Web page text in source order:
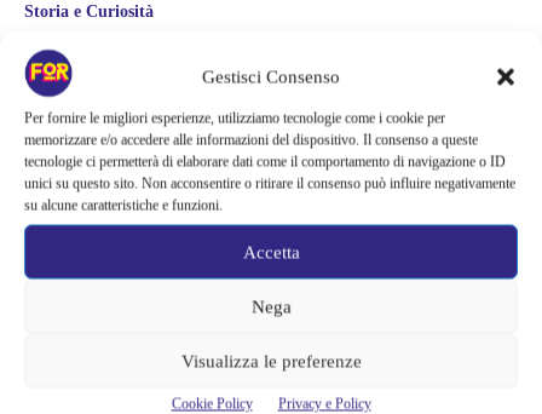
Gestisci Consenso
Per fornire le migliori esperienze, utilizziamo tecnologie come i cookie per
memorizzare e/o accedere alle informazioni del dispositivo. Il consenso a queste
tecnologie ci permetterà di elaborare dati come il comportamento di navigazione o ID
unici su questo sito. Non acconsentire o ritirare il consenso può influire negativamente
su alcune caratteristiche e funzioni.
Accetta
Nega
Visualizza le preferenze
Cookie Policy Privacy e Policy
Storia e Curiosità
IL SERPENTE DI MOSÈ – LA
BASILICA DI SANT’AMBROGIO,
RICCA DI SPLENDORI E
CURIOSITÀ
Sicuramente la basilica di Sant’Ambrogio è uno degli edifici più
adornano l’interno, come gli innumerevoli e multiformi capitelli
antropomorfi, la finezza degli smalti, gli elegantissimi profili in cotto,
il suo celebre e ammiratissimo altare dorato, ne forgiano ogni singola